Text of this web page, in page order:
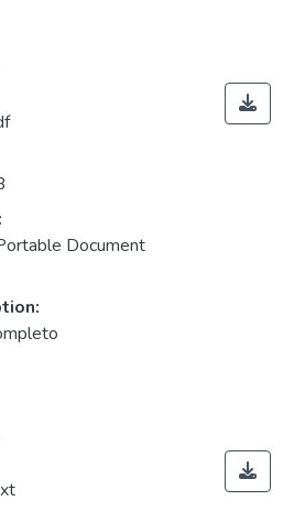
Document